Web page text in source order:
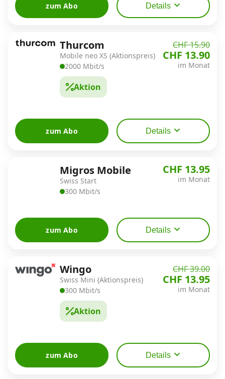
zum Abo Details
Thurcom
Mobile neo XS (Aktionspreis)
2000 Mbit/s
Aktion
CHF 15.90
CHF 13.90
im Monat
zum Abo Details
Migros Mobile
Swiss Start
300 Mbit/s
CHF 13.95
im Monat
zum Abo Details
Wingo
Swiss Mini (Aktionspreis)
300 Mbit/s
Aktion
CHF 39.00
CHF 13.95
im Monat
zum Abo Details